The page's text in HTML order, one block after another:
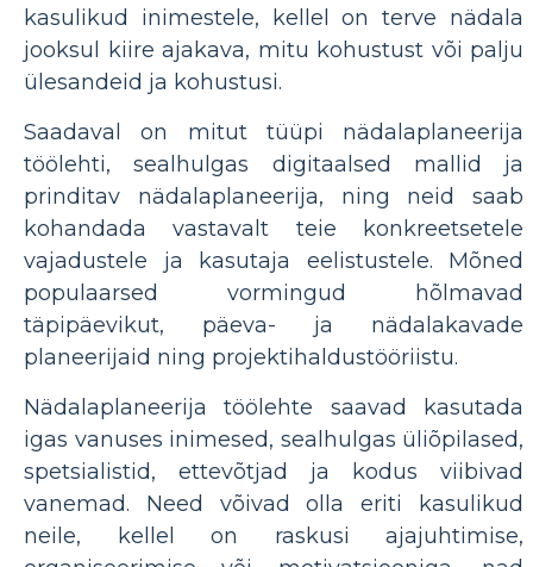
kasulikud inimestele, kellel on terve nädala
jooksul kiire ajakava, mitu kohustust või palju
ülesandeid ja kohustusi.
Saadaval on mitut tüüpi nädalaplaneerija
töölehti, sealhulgas digitaalsed mallid ja
prinditav nädalaplaneerija, ning neid saab
kohandada vastavalt teie konkreetsetele
vajadustele ja kasutaja eelistustele. Mõned
populaarsed vormingud hõlmavad
täpipäevikut, päeva- ja nädalakavade
planeerijaid ning projektihaldustööriistu.
Nädalaplaneerija töölehte saavad kasutada
igas vanuses inimesed, sealhulgas üliõpilased,
spetsialistid, ettevõtjad ja kodus viibivad
vanemad. Need võivad olla eriti kasulikud
neile, kellel on raskusi ajajuhtimise,